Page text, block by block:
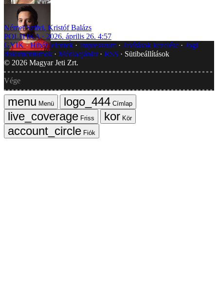
Német Szilvi, Kristóf Balázs
POLITIKA
2026. április 26. 4:57
GYIK Hibát jelentek Impresszum Javítások kezelése
Jogi
dokumentumok
Médiaajánlat RSS
Sütibeállítások
© 2026 Magyar Jeti Zrt.
Vége
Menü
Címlap
Friss
Kör
Fiók